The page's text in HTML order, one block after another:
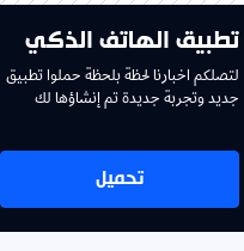
تطبيق الهاتف الذكي
لتصلكم اخبارنا لحظة بلحظة حملوا تطبيق
جديد وتجربة جديدة تم إنشاؤها لك
تحميل